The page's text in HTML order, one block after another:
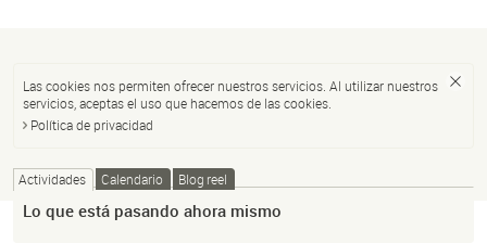
Las cookies nos permiten ofrecer nuestros servicios. Al utilizar nuestros
servicios, aceptas el uso que hacemos de las cookies.
Política de privacidad
Actividades Calendario Blog reel
Lo que está pasando ahora mismo